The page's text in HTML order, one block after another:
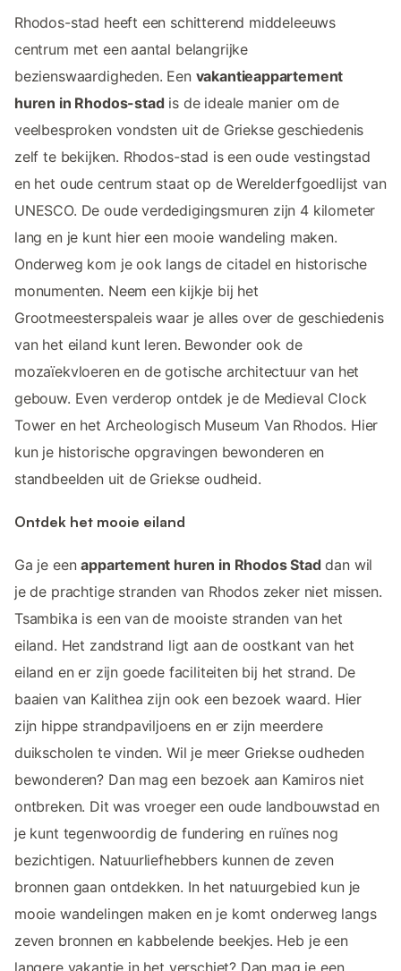
Rhodos-stad heeft een schitterend middeleeuws
centrum met een aantal belangrijke
bezienswaardigheden. Een vakantieappartement
huren in Rhodos-stadis de ideale manier om de
veelbesproken vondsten uit de Griekse geschiedenis
zelf te bekijken. Rhodos-stad is een oude vestingstad
en het oude centrum staat op de Werelderfgoedlijst van
UNESCO. De oude verdedigingsmuren zijn 4 kilometer
lang en je kunt hier een mooie wandeling maken.
Onderweg kom je ook langs de citadel en historische
monumenten. Neem een kijkje bij het
Grootmeesterspaleis waar je alles over de geschiedenis
van het eiland kunt leren. Bewonder ook de
mozaïekvloeren en de gotische architectuur van het
gebouw. Even verderop ontdek je de Medieval Clock
Tower en het Archeologisch Museum Van Rhodos. Hier
kun je historische opgravingen bewonderen en
standbeelden uit de Griekse oudheid.
Ontdek het mooie eiland
Ga je eenappartement huren in Rhodos Staddan wil
je de prachtige stranden van Rhodos zeker niet missen.
Tsambika is een van de mooiste stranden van het
eiland. Het zandstrand ligt aan de oostkant van het
eiland en er zijn goede faciliteiten bij het strand. De
baaien van Kalithea zijn ook een bezoek waard. Hier
zijn hippe strandpaviljoens en er zijn meerdere
duikscholen te vinden. Wil je meer Griekse oudheden
bewonderen? Dan mag een bezoek aan Kamiros niet
ontbreken. Dit was vroeger een oude landbouwstad en
je kunt tegenwoordig de fundering en ruïnes nog
bezichtigen. Natuurliefhebbers kunnen de zeven
bronnen gaan ontdekken. In het natuurgebied kun je
mooie wandelingen maken en je komt onderweg langs
zeven bronnen en kabbelende beekjes. Heb je een